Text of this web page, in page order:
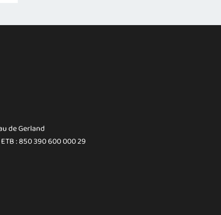
de Gerland
: 850 390 600 000 29